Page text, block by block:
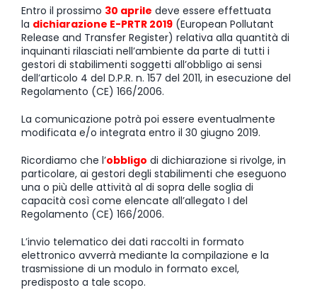
Entro il prossimo 30 aprile deve essere effettuata
la dichiarazione E-PRTR 2019 (European Pollutant
Release and Transfer Register) relativa alla quantità di
inquinanti rilasciati nell’ambiente da parte di tutti i
gestori di stabilimenti soggetti all’obbligo ai sensi
dell’articolo 4 del D.P.R. n. 157 del 2011, in esecuzione del
Regolamento (CE) 166/2006.
La comunicazione potrà poi essere eventualmente
modificata e/o integrata entro il 30 giugno 2019.
Ricordiamo che l’obbligo di dichiarazione si rivolge, in
particolare, ai gestori degli stabilimenti che eseguono
una o più delle attività al di sopra delle soglia di
capacità così come elencate all’allegato I del
Regolamento (CE) 166/2006.
L’invio telematico dei dati raccolti in formato
elettronico avverrà mediante la compilazione e la
trasmissione di un modulo in formato excel,
predisposto a tale scopo.